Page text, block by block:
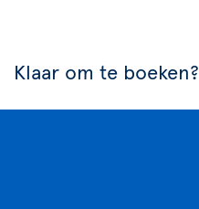
Klaar om te boeken?